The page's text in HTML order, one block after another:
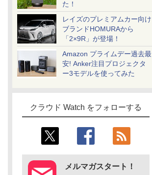
た！
レイズのプレミアムカー向け
ブランドHOMURAから
「2×9R」が登場！
Amazon プライムデー過去最
安! Anker注目プロジェクタ
ー3モデルを使ってみた
クラウド Watch をフォローする
メルマガスタート！